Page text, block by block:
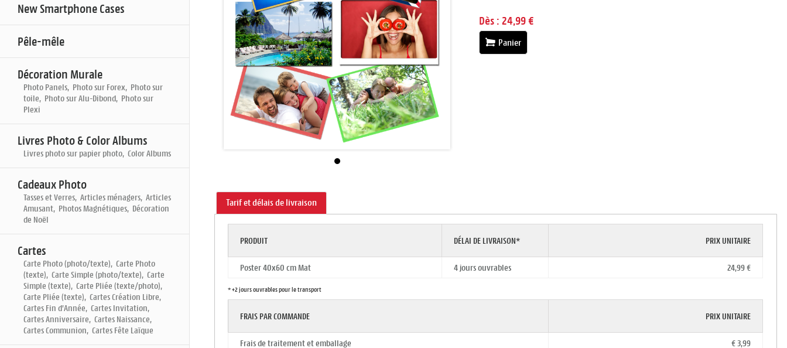
New Smartphone Cases
Pêle-mêle
Décoration Murale
Photo Panels, Photo sur Forex, Photo sur
toile, Photo sur Alu-Dibond, Photo sur
Plexi
Livres Photo & Color Albums
Livres photo sur papier photo, Color Albums
Cadeaux Photo
Tasses et Verres, Articles ménagers, Articles
Amusant, Photos Magnétiques, Décoration
de Noël
Cartes
Carte Photo (photo/texte), Carte Photo
(texte), Carte Simple (photo/texte), Carte
Simple (texte), Carte Pliée (texte/photo),
Carte Pliée (texte), Cartes Création Libre,
Cartes Fin d'Année, Cartes Invitation,
Cartes Anniversaire, Cartes Naissance,
Cartes Communion, Cartes Fête Laïque
Dès : 24,99 €
Panier
Tarif et délais de livraison
PRODUIT DÉLAI DE LIVRAISON* PRIX UNITAIRE
Poster 40x60 cm Mat 4 jours ouvrables 24,99 €
* +2 jours ouvrables pour le transport
FRAIS PAR COMMANDE PRIX UNITAIRE
Frais de traitement et emballage € 3,99